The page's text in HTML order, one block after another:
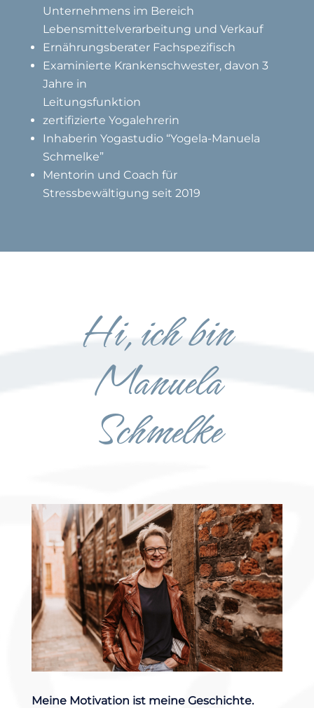
Unternehmens im Bereich
Lebensmittelverarbeitung und Verkauf
Ernährungsberater Fachspezifisch
Examinierte Krankenschwester, davon 3
Jahre in
Leitungsfunktion
zertifizierte Yogalehrerin
Inhaberin Yogastudio “Yogela-Manuela
Schmelke”
Mentorin und Coach für
Stressbewältigung seit 2019
Hi, ich bin
Manuela
Schmelke
Meine Motivation ist meine Geschichte.